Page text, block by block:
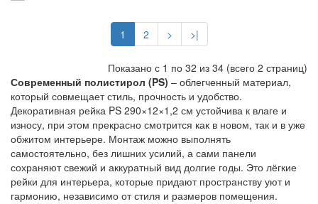
1 2 > >|
Показано с 1 по 32 из 34 (всего 2 страниц)
Современный полистирол (PS) – облегченный материал,
который совмещает стиль, прочность и удобство.
Декоративная рейка PS 290×12×1,2 см устойчива к влаге и
износу, при этом прекрасно смотрится как в новом, так и в уже
обжитом интерьере. Монтаж можно выполнять
самостоятельно, без лишних усилий, а сами панели
сохраняют свежий и аккуратный вид долгие годы. Это лёгкие
рейки для интерьера, которые придают пространству уют и
гармонию, независимо от стиля и размеров помещения.